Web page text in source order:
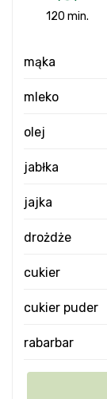
120 min.
mąka
mleko
olej
jabłka
jajka
drożdże
cukier
cukier puder
rabarbar